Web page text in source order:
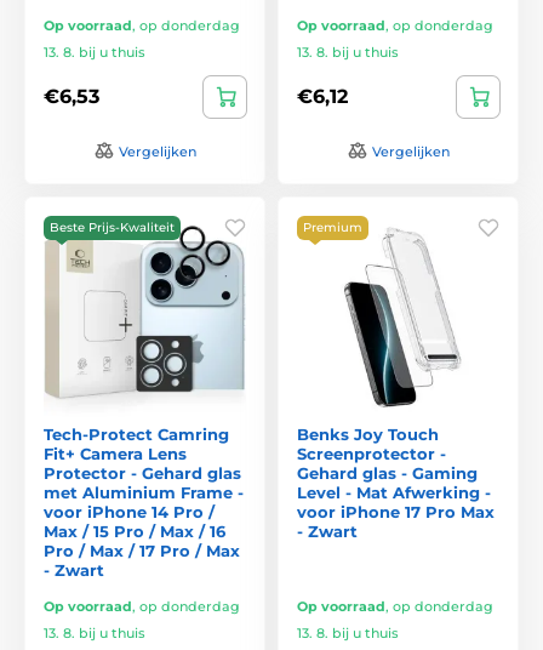
Op voorraad, op donderdag
13. 8. bij u thuis
€6,53
Vergelijken
Op voorraad, op donderdag
13. 8. bij u thuis
€6,12
Vergelijken
Beste Prijs-Kwaliteit
Tech-Protect Camring
Fit+ Camera Lens
Protector - Gehard glas
met Aluminium Frame -
voor iPhone 14 Pro /
Max / 15 Pro / Max / 16
Pro / Max / 17 Pro / Max
- Zwart
Op voorraad, op donderdag
13. 8. bij u thuis
Premium
Benks Joy Touch
Screenprotector -
Gehard glas - Gaming
Level - Mat Afwerking -
voor iPhone 17 Pro Max
- Zwart
Op voorraad, op donderdag
13. 8. bij u thuis